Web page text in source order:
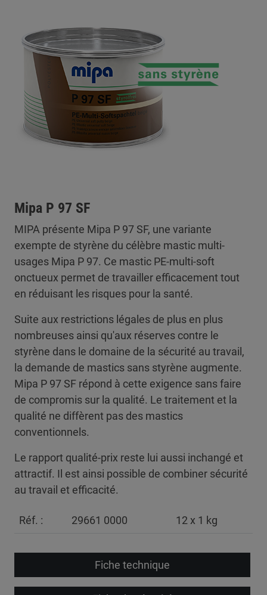
Mipa P 97 SF
MIPA présente Mipa P 97 SF, une variante
exempte de styrène du célèbre mastic multi-
usages Mipa P 97. Ce mastic PE-multi-soft
onctueux permet de travailler efficacement tout
en réduisant les risques pour la santé.
Suite aux restrictions légales de plus en plus
nombreuses ainsi qu'aux réserves contre le
styrène dans le domaine de la sécurité au travail,
la demande de mastics sans styrène augmente.
Mipa P 97 SF répond à cette exigence sans faire
de compromis sur la qualité. Le traitement et la
qualité ne diffèrent pas des mastics
conventionnels.
Le rapport qualité-prix reste lui aussi inchangé et
attractif. Il est ainsi possible de combiner sécurité
au travail et efficacité.
Réf. : 29661 0000 12 x 1 kg
Fiche technique